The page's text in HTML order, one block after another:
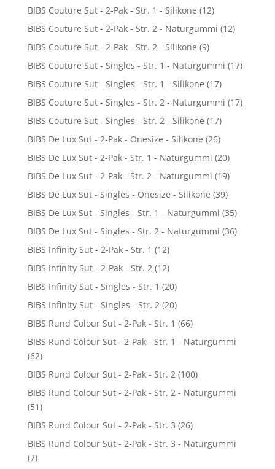
BIBS Couture Sut - 2-Pak - Str. 1 - Silikone (12)
BIBS Couture Sut - 2-Pak - Str. 2 - Naturgummi (12)
BIBS Couture Sut - 2-Pak - Str. 2 - Silikone (9)
BIBS Couture Sut - Singles - Str. 1 - Naturgummi (17)
BIBS Couture Sut - Singles - Str. 1 - Silikone (17)
BIBS Couture Sut - Singles - Str. 2 - Naturgummi (17)
BIBS Couture Sut - Singles - Str. 2 - Silikone (17)
BIBS De Lux Sut - 2-Pak - Onesize - Silikone (26)
BIBS De Lux Sut - 2-Pak - Str. 1 - Naturgummi (20)
BIBS De Lux Sut - 2-Pak - Str. 2 - Naturgummi (19)
BIBS De Lux Sut - Singles - Onesize - Silikone (39)
BIBS De Lux Sut - Singles - Str. 1 - Naturgummi (35)
BIBS De Lux Sut - Singles - Str. 2 - Naturgummi (36)
BIBS Infinity Sut - 2-Pak - Str. 1 (12)
BIBS Infinity Sut - 2-Pak - Str. 2 (12)
BIBS Infinity Sut - Singles - Str. 1 (20)
BIBS Infinity Sut - Singles - Str. 2 (20)
BIBS Rund Colour Sut - 2-Pak - Str. 1 (66)
BIBS Rund Colour Sut - 2-Pak - Str. 1 - Naturgummi
(62)
BIBS Rund Colour Sut - 2-Pak - Str. 2 (100)
BIBS Rund Colour Sut - 2-Pak - Str. 2 - Naturgummi
(51)
BIBS Rund Colour Sut - 2-Pak - Str. 3 (26)
BIBS Rund Colour Sut - 2-Pak - Str. 3 - Naturgummi
(7)